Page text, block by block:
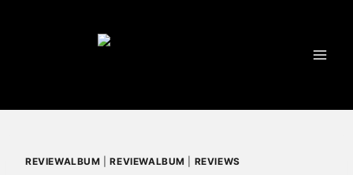
REVIEWALBUM |REVIEWALBUM REVIEWS